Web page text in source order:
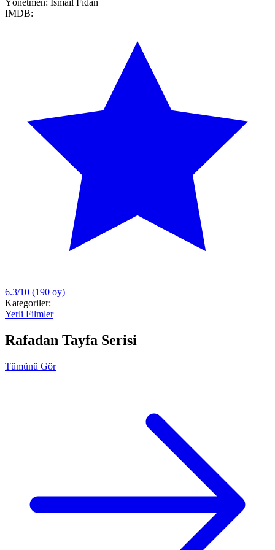
Yönetmen: Ismail Fidan
IMDB:
6.3/10 (190 oy)
Kategoriler:
Yerli Filmler
Rafadan Tayfa Serisi
Tümünü Gör